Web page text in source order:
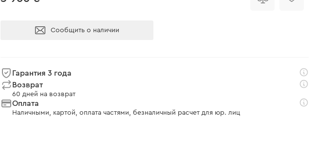
Сообщить о наличии
Гарантия 3 года
Возврат
60 дней на возврат
Оплата
Наличными, картой, оплата частями, безналичный расчет для юр. лиц